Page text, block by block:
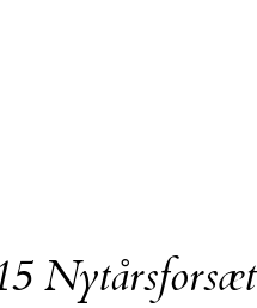
Nytårsforsæt